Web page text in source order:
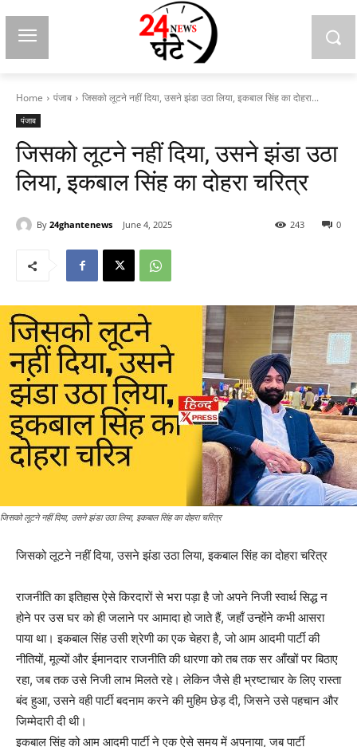
Home पंजाब जिसको लूटने नहीं दिया, उसने झंडा उठा लिया, इकबाल सिंह का दोहरा...
पंजाब
जिसको लूटने नहीं दिया, उसने झंडा उठा
लिया, इकबाल सिंह का दोहरा चरित्र
By 24ghantenews June 4, 2025 0
243
जिसको लूटने नहीं दिया, उसने झंडा उठा लिया, इकबाल सिंह का दोहरा चरित्र
जिसको लूटने नहीं दिया, उसने झंडा उठा लिया, इकबाल सिंह का दोहरा चरित्र
राजनीति का इतिहास ऐसे किरदारों से भरा पड़ा है जो अपने निजी स्वार्थ सिद्ध न
होने पर उस घर को ही जलाने पर आमादा हो जाते हैं, जहाँ उन्होंने कभी आसरा
पाया था। इकबाल सिंह उसी श्रेणी का एक चेहरा है, जो आम आदमी पार्टी की
नीतियों, मूल्यों और ईमानदार राजनीति की धारणा को तब तक सर आँखों पर बिठाए
रहा, जब तक उसे निजी लाभ मिलते रहे। लेकिन जैसे ही भ्रष्टाचार के लिए रास्ता
बंद हुआ, उसने वही पार्टी बदनाम करने की मुहिम छेड़ दी, जिसने उसे पहचान और
जिम्मेदारी दी थी।
इकबाल सिंह को आम आदमी पार्टी ने एक ऐसे समय में अपनाया, जब पार्टी